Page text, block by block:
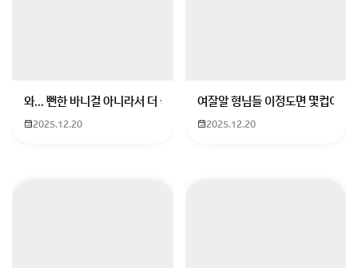
와... 뻔한 바니걸 아니라서 더 좋음
2025.12.20
여잘알 형님들 이정도면 몇컵이에
2025.12.20